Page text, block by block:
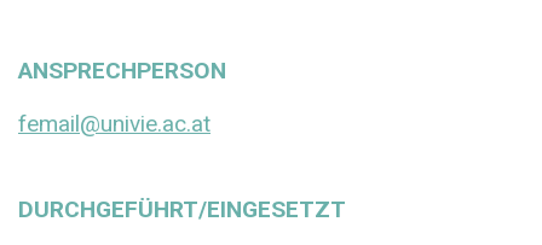
ANSPRECHPERSON
femail@univie.ac.at
DURCHGEFÜHRT/EINGESETZT